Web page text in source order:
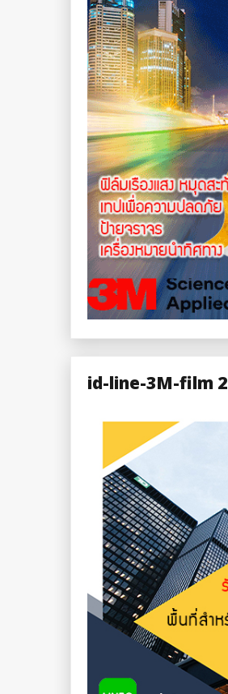
id-line-3M-film 2